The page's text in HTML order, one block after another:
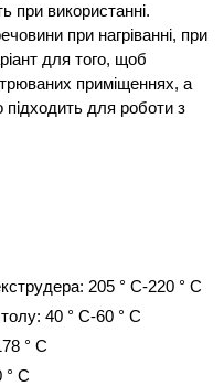
при використанні.
при нагріванні, при
для того, щоб
приміщеннях, а
підходить для роботи з
205 ° С-220 ° С
40 ° С-60 ° С
° C
° C